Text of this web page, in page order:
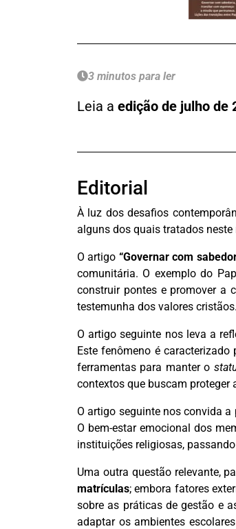
3 minutos para ler
Leia a edição de julho de
Editorial
À luz dos desafios
alguns dos quais tratados neste
O artigo “Governar com
comunitária. O exemplo do
construir pontes e promover a
testemunha dos valores cristãos.
O artigo seguinte nos leva a
Este fenômeno é
ferramentas para manter o
contextos que buscam proteger
O artigo seguinte nos convida
O bem-estar emocional dos
instituições religiosas,
Uma outra questão relevante,
matrículas; embora fatores
sobre as práticas de gestão e
adaptar os ambientes